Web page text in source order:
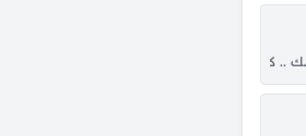
الوساويس تضعف نياط القلب وإتصك شريان
.. كان ناسي احساسو …وحبك رجع احساسو